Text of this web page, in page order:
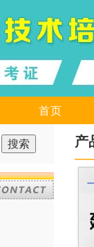
首页
产